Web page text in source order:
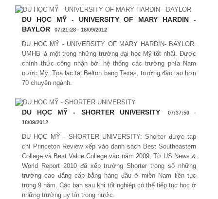
DU HỌC MỸ - UNIVERSITY OF MARY HARDIN -
BAYLOR
07:21:28 - 18/09/2012
DU HỌC MỸ - UNIVERSITY OF MARY HARDIN- BAYLOR:
UMHB là một trong những trường đại học Mỹ tốt nhất. Được
chính thức công nhận bởi hệ thống các trường phía Nam
nước Mỹ. Tọa lạc tại Belton bang Texas, trường đào tạo hơn
70 chuyên ngành.
DU HỌC MỸ - SHORTER UNIVERSITY
07:37:50 -
18/09/2012
DU HỌC MỸ - SHORTER UNIVERSITY: Shorter được tạp
chí Princeton Review xếp vào danh sách Best Southeastern
College và Best Value College vào năm 2009. Tờ US News &
World Report 2010 đã xếp trường Shorter trong số những
trường cao đẳng cấp bằng hàng đầu ở miền Nam liên tục
trong 9 năm. Các bạn sau khi tốt nghiệp có thể tiếp tục học ở
những trường uy tín trong nước.